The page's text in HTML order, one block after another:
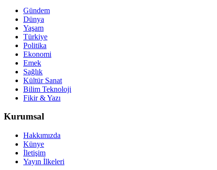
Gündem
Dünya
Yaşam
Türkiye
Politika
Ekonomi
Emek
Sağlık
Kültür Sanat
Bilim Teknoloji
Fikir & Yazı
Kurumsal
Hakkımızda
Künye
İletişim
Yayın İlkeleri